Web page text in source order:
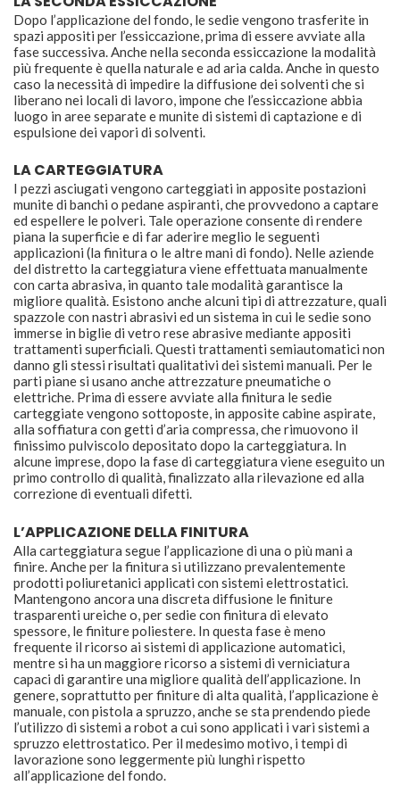
Dopo l’applicazione del fondo, le sedie vengono trasferite in
spazi appositi per l’essiccazione, prima di essere avviate alla
fase successiva. Anche nella seconda essiccazione la modalità
più frequente è quella naturale e ad aria calda. Anche in questo
caso la necessità di impedire la diffusione dei solventi che si
liberano nei locali di lavoro, impone che l’essiccazione abbia
luogo in aree separate e munite di sistemi di captazione e di
espulsione dei vapori di solventi.
LA CARTEGGIATURA
I pezzi asciugati vengono carteggiati in apposite postazioni
munite di banchi o pedane aspiranti, che provvedono a captare
ed espellere le polveri. Tale operazione consente di rendere
piana la superficie e di far aderire meglio le seguenti
applicazioni (la finitura o le altre mani di fondo). Nelle aziende
del distretto la carteggiatura viene effettuata manualmente
con carta abrasiva, in quanto tale modalità garantisce la
migliore qualità. Esistono anche alcuni tipi di attrezzature, quali
spazzole con nastri abrasivi ed un sistema in cui le sedie sono
immerse in biglie di vetro rese abrasive mediante appositi
trattamenti superficiali. Questi trattamenti semiautomatici non
danno gli stessi risultati qualitativi dei sistemi manuali. Per le
parti piane si usano anche attrezzature pneumatiche o
elettriche. Prima di essere avviate alla finitura le sedie
carteggiate vengono sottoposte, in apposite cabine aspirate,
alla soffiatura con getti d’aria compressa, che rimuovono il
finissimo pulviscolo depositato dopo la carteggiatura. In
alcune imprese, dopo la fase di carteggiatura viene eseguito un
primo controllo di qualità, finalizzato alla rilevazione ed alla
correzione di eventuali difetti.
L’APPLICAZIONE DELLA FINITURA
Alla carteggiatura segue l’applicazione di una o più mani a
finire. Anche per la finitura si utilizzano prevalentemente
prodotti poliuretanici applicati con sistemi elettrostatici.
Mantengono ancora una discreta diffusione le finiture
trasparenti ureiche o, per sedie con finitura di elevato
spessore, le finiture poliestere. In questa fase è meno
frequente il ricorso ai sistemi di applicazione automatici,
mentre si ha un maggiore ricorso a sistemi di verniciatura
capaci di garantire una migliore qualità dell’applicazione. In
genere, soprattutto per finiture di alta qualità, l’applicazione è
manuale, con pistola a spruzzo, anche se sta prendendo piede
l’utilizzo di sistemi a robot a cui sono applicati i vari sistemi a
spruzzo elettrostatico. Per il medesimo motivo, i tempi di
lavorazione sono leggermente più lunghi rispetto
all’applicazione del fondo.